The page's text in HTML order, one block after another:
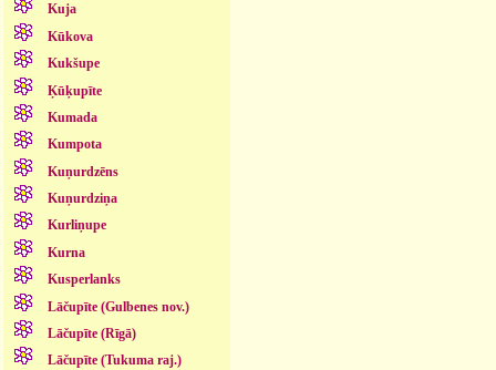
Kuja
Kūkova
Kukšupe
Ķūķupīte
Kumada
Kumpota
Kuņurdzēns
Kuņurdziņa
Kurliņupe
Kurna
Kusperlanks
Lāčupīte (Gulbenes nov.)
Lāčupīte (Rīgā)
Lāčupīte (Tukuma raj.)